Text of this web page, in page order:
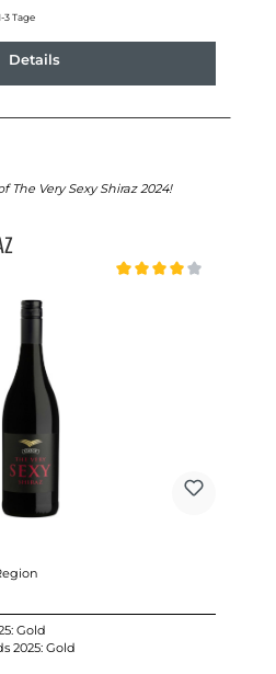
3 Tage
Details
The Very Sexy Shiraz 2024!
Gold
2025: Gold